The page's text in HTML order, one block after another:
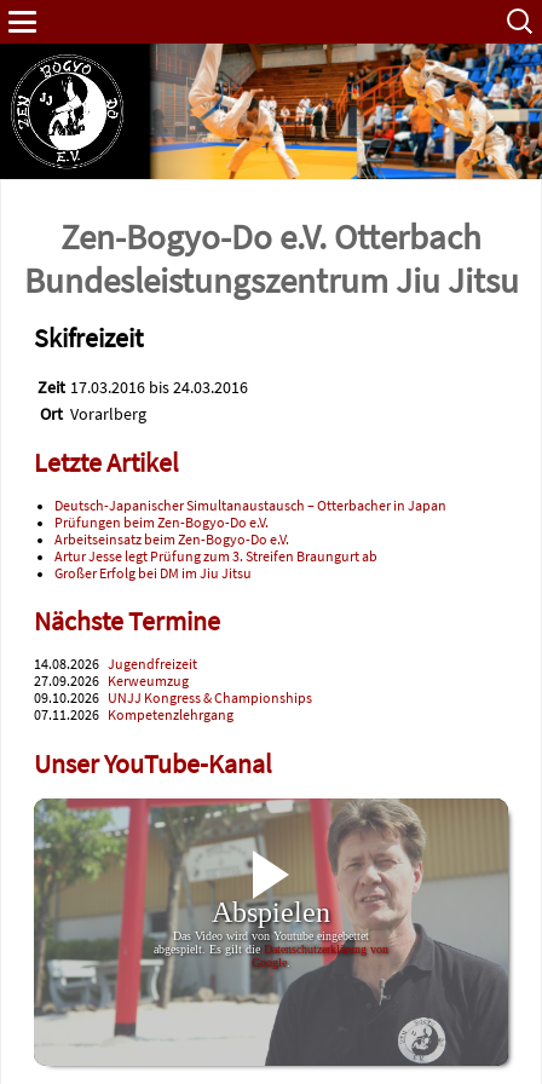
Suche
nach:
Zen-Bogyo-Do e.V. Otterbach
Bundes­leistungs­zentrum Jiu Jitsu
Skifreizeit
Zeit 17.03.2016 bis 24.03.2016
Ort Vorarlberg
Letzte Artikel
Deutsch-Japanischer Simultanaustausch – Otterbacher in Japan
Prüfungen beim Zen-Bogyo-Do e.V.
Arbeitseinsatz beim Zen-Bogyo-Do e.V.
Artur Jesse legt Prüfung zum 3. Streifen Braungurt ab
Großer Erfolg bei DM im Jiu Jitsu
Nächste Termine
14.08.2026 Jugendfreizeit
27.09.2026 Kerweumzug
09.10.2026 UNJJ Kongress & Championships
07.11.2026 Kompetenzlehrgang
Unser YouTube-Kanal